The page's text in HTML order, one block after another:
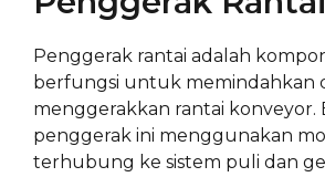
Penggerak rantai adalah
berfungsi untuk memindahkan
menggerakkan rantai konveyor.
penggerak ini menggunakan
terhubung ke sistem puli dan